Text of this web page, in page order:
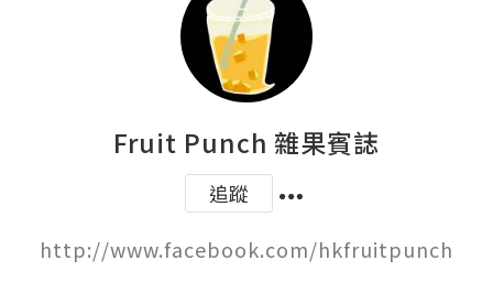
Fruit Punch 雜果賓誌
追蹤
http://www.facebook.com/hkfruitpunch